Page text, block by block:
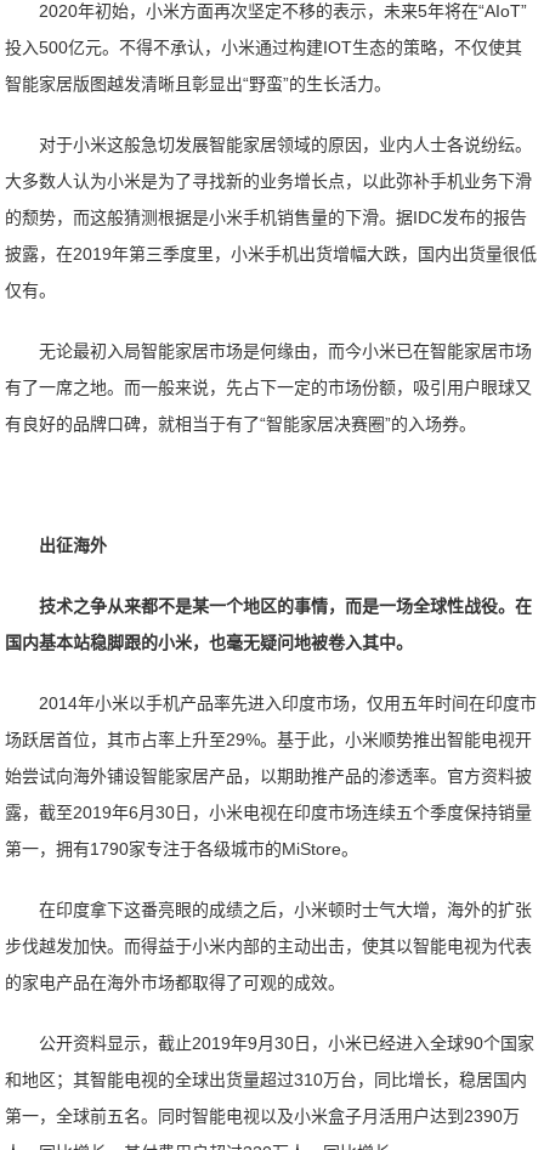
2020年初始，小米方面再次坚定不移的表示，未来5年将在“AIoT”
投入500亿元。不得不承认，小米通过构建IOT生态的策略，不仅使其
智能家居版图越发清晰且彰显出“野蛮”的生长活力。
对于小米这般急切发展智能家居领域的原因，业内人士各说纷纭。
大多数人认为小米是为了寻找新的业务增长点，以此弥补手机业务下滑
的颓势，而这般猜测根据是小米手机销售量的下滑。据IDC发布的报告
披露，在2019年第三季度里，小米手机出货增幅大跌，国内出货量很低
仅有。
无论最初入局智能家居市场是何缘由，而今小米已在智能家居市场
有了一席之地。而一般来说，先占下一定的市场份额，吸引用户眼球又
有良好的品牌口碑，就相当于有了“智能家居决赛圈”的入场券。
出征海外
技术之争从来都不是某一个地区的事情，而是一场全球性战役。在
国内基本站稳脚跟的小米，也毫无疑问地被卷入其中。
2014年小米以手机产品率先进入印度市场，仅用五年时间在印度市
场跃居首位，其市占率上升至29%。基于此，小米顺势推出智能电视开
始尝试向海外铺设智能家居产品，以期助推产品的渗透率。官方资料披
露，截至2019年6月30日，小米电视在印度市场连续五个季度保持销量
第一，拥有1790家专注于各级城市的MiStore。
在印度拿下这番亮眼的成绩之后，小米顿时士气大增，海外的扩张
步伐越发加快。而得益于小米内部的主动出击，使其以智能电视为代表
的家电产品在海外市场都取得了可观的成效。
公开资料显示，截止2019年9月30日，小米已经进入全球90个国家
和地区；其智能电视的全球出货量超过310万台，同比增长，稳居国内
第一，全球前五名。同时智能电视以及小米盒子月活用户达到2390万